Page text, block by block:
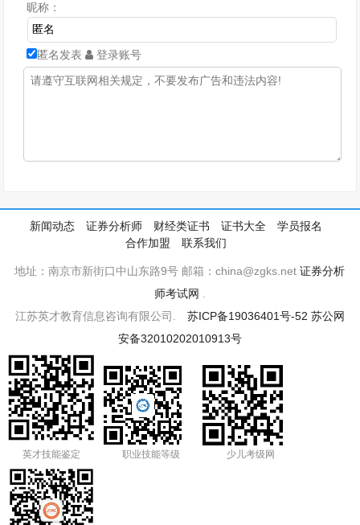
昵称：
匿名发表 登录账号
新闻动态 证券分析师 财经类证书 证书大全
学员报名
合作加盟
联系我们
地址：南京市新街口中山东路9号 邮箱：china@zgks.net证券分析
师考试网
江苏英才教育信息咨询有限公司. 苏ICP备19036401号-52 苏公网
安备32010202010913号
英才技能鉴定 职业技能等级 少儿考级网